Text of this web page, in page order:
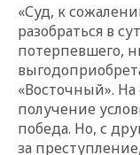
«Суд, к
разобраться в
потерпевшего,
«Восточный».
получение
победа. Но, с
за